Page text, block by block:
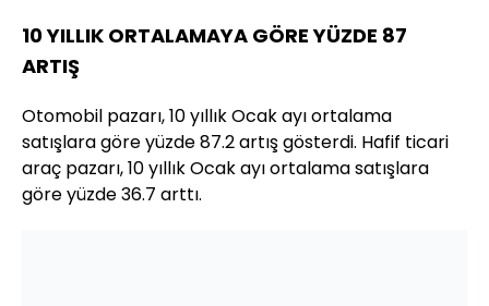
10 YILLIK ORTALAMAYA GÖRE YÜZDE 87
ARTIŞ
Otomobil pazarı, 10 yıllık Ocak ayı ortalama
satışlara göre yüzde 87.2 artış gösterdi. Hafif ticari
araç pazarı, 10 yıllık Ocak ayı ortalama satışlara
göre yüzde 36.7 arttı.